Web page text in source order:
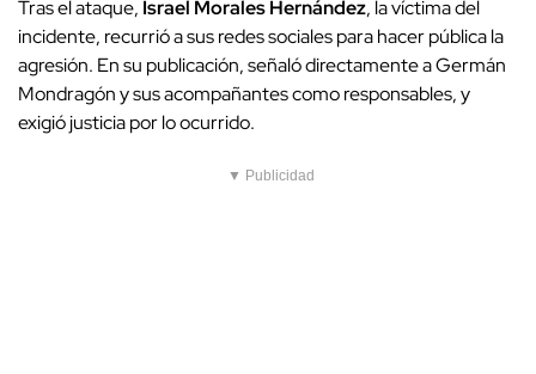
Tras el ataque, Israel Morales Hernández, la víctima del
incidente, recurrió a sus redes sociales para hacer pública la
agresión. En su publicación, señaló directamente a Germán
Mondragón y sus acompañantes como responsables, y
exigió justicia por lo ocurrido.
▼ Publicidad